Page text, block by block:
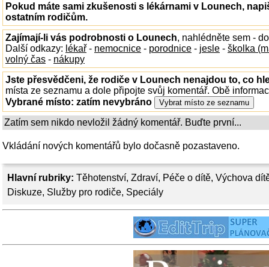
Hlavní rubriky: Těhotenství, Zdraví, Péče o dítě, Výchova
Diskuze, Služby pro rodiče, Speciály
Pokud máte sami zkušenosti s lékárnami v Lounech,
ostatním rodičům.
Zajímají-li vás podrobnosti o Lounech, nahlédněte sem -
Další odkazy: lékař - nemocnice - porodnice - jesle - školka
volný čas - nákupy
Jste přesvědčeni, že rodiče v Lounech nenajdou to, co
místa ze seznamu a dole připojte svůj komentář. Obě
Vybrané místo: zatím nevybráno
Zatím sem nikdo nevložil žádný komentář. Buďte první...
Vkládání nových komentářů bylo dočasně pozastaveno.